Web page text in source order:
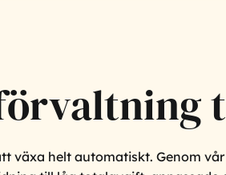
växa helt automatiskt. Genom